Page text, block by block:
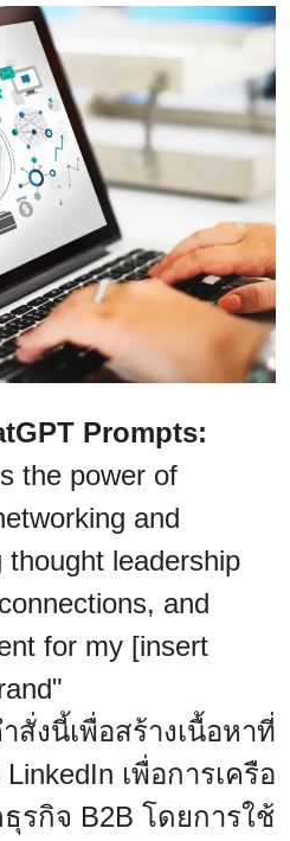
Prompts:
the power of
and
leadership
and
for my [insert
งนี้เพื่อสร้างเนื้อหาที่
เพื่อการเครือ
รกิจ B2B โดยการใช้